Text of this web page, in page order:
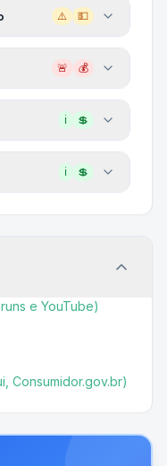
⚠️ 💵
🚨 💰
ℹ️ 💲
ℹ️ 💲
e YouTube)
Consumidor.gov.br)